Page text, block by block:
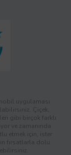
uygulaması
Çiçek,
gibi birçok farklı
ve zamanında
etmek için, ister
fırsatlarla dolu